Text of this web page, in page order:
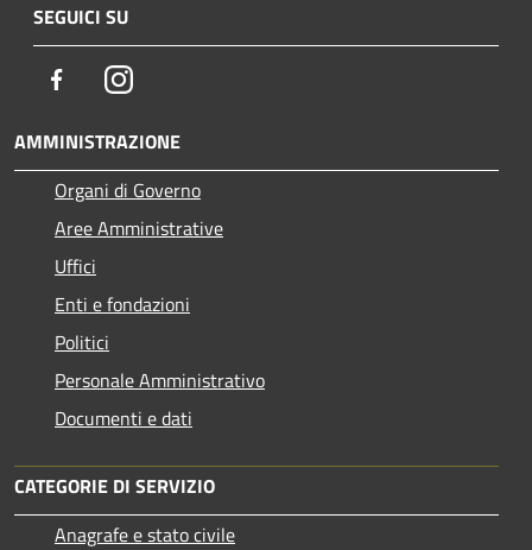
SEGUICI SU
FacebookInstagram
AMMINISTRAZIONE
Organi di Governo
Aree Amministrative
Uffici
Enti e fondazioni
Politici
Personale Amministrativo
Documenti e dati
CATEGORIE DI SERVIZIO
Anagrafe e stato civile